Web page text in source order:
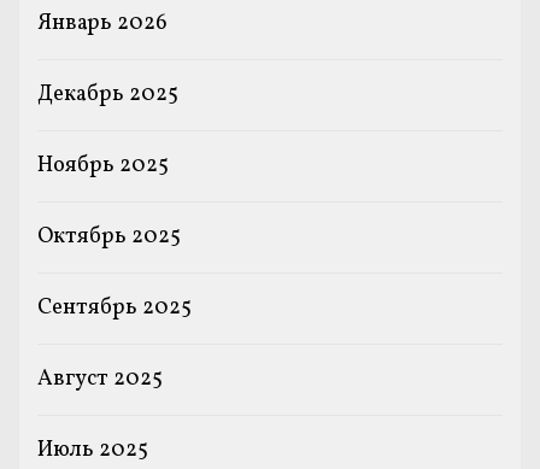
Январь 2026
Декабрь 2025
Ноябрь 2025
Октябрь 2025
Сентябрь 2025
Август 2025
Июль 2025